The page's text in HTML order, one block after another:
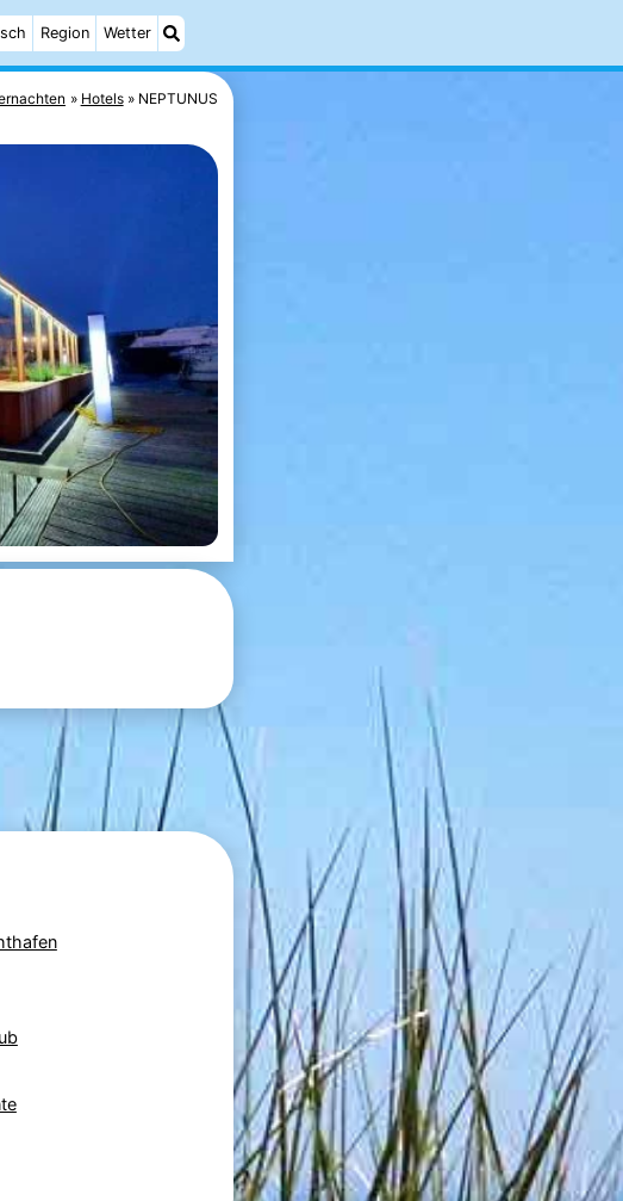
Region Wetter
Hotels NEPTUNUS